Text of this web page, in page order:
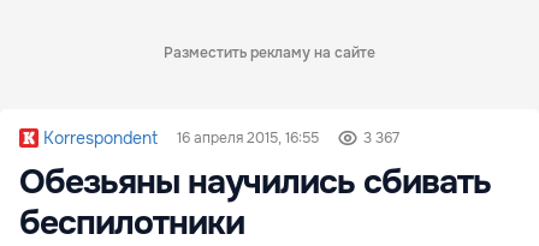
Разместить рекламу на сайте
Korrespondent 16 апреля 2015, 16:55 3 367
Обезьяны научились сбивать
беспилотники